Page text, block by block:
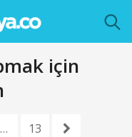
için
… 13